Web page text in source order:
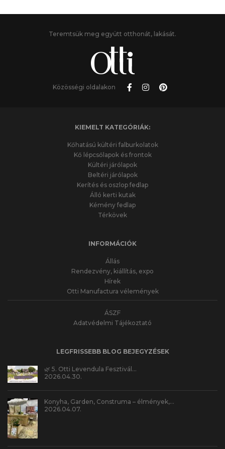
Teremtsük meg együtt otthonát, lakását.
Közösségi oldalakon
KIEMELT KATEGÓRIÁK:
Kőhatású kültéri falburkolatok
Kő lépcsőlapok és frontok
Kültéri járólapok
Beltéri járólapok
Kerítés és oszlop fedlap
Álló kerti kutak
Kémény fedlap
Térkövek
INFORMÁCIÓK
Állás
Rendezvény, kiállítás, expo
Hírek
Otti Manufactura vélemények
ÁSZF
Adatvédelmi Tájékoztató
LEGFRISSEBB BLOG BEJEGYZÉSEK
🌿 5. Otti Levendula Fesztivál…
2026.04.30.
Konyha, Garden, Construma – élmények,…
2026.04.07.